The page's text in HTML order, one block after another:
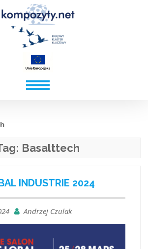
Basalttech
INDUSTRIE 2024
Andrzej Czulak